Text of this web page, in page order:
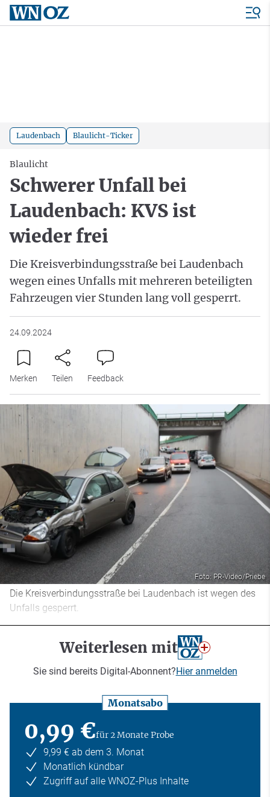
Laudenbach Blaulicht-Ticker
Blaulicht
Schwerer Unfall bei
Laudenbach: KVS ist
wieder frei
Die Kreisverbindungsstraße bei Laudenbach
wegen eines Unfalls mit mehreren beteiligten
Fahrzeugen vier Stunden lang voll gesperrt.
24.09.2024
Merken Teilen Feedback
Foto: PR-Video/Priebe
Die Kreisverbindungsstraße bei Laudenbach ist wegen des
Unfalls gesperrt.
Weiterlesen mit
Sie sind bereits Digital-Abonnent?Hier anmelden
Monatsabo
0,99 €für 2 Monate Probe
9,99 € ab dem 3. Monat
Monatlich kündbar
Zugriff auf alle WNOZ-Plus Inhalte